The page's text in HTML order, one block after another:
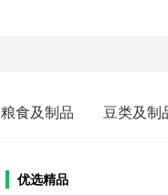
粮食及制品 豆类及制
优选精品